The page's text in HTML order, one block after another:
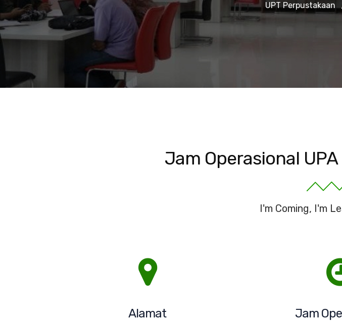
UPT Perpustakaan
Jam Operasional
I'm Coming, I'm
Alamat Jam